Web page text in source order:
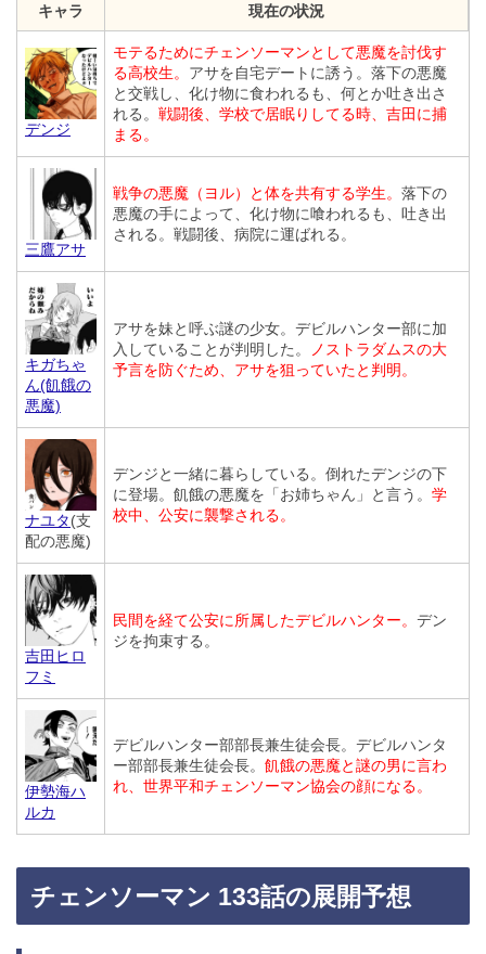
キャラ 現在の状況
デンジ
モテるためにチェンソーマンとして悪魔を討伐す
る高校生。 アサを自宅デートに誘う。落下の悪魔
と交戦し、化け物に食われるも、何とか吐き出さ
れる。 戦闘後、学校で居眠りしてる時、吉田に捕
まる。
三鷹アサ
戦争の悪魔（ヨル）と体を共有する学生。 落下の
悪魔の手によって、化け物に喰われるも、吐き出
される。戦闘後、病院に運ばれる。
キガちゃ
ん(飢餓の
悪魔)
アサを妹と呼ぶ謎の少女。デビルハンター部に加
入していることが判明した。
ノストラダムスの大
予言を防ぐため、アサを狙っていたと判明。
ナユタ(支
配の悪魔)
デンジと一緒に暮らしている。倒れたデンジの下
に登場。飢餓の悪魔を「お姉ちゃん」と言う。 学
校中、公安に襲撃される。
吉田ヒロ
フミ
民間を経て公安に所属したデビルハンター。 デン
ジを拘束する。
伊勢海ハ
ルカ
デビルハンター部部長兼生徒会長。デビルハンタ
ー部部長兼生徒会長。 飢餓の悪魔と謎の男に言わ
れ、世界平和チェンソーマン協会の顔になる。
チェンソーマン 133話の展開予想